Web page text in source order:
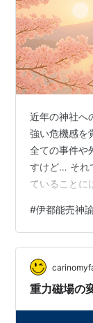
近年の神社へ
強い危機感を
全ての事件や
すけど… それ
ていることに
日本にほんの
らの身魂みた
の性来せうら
咎おとがめ無
ずみは何程な
#伊都能売神
重力磁場の